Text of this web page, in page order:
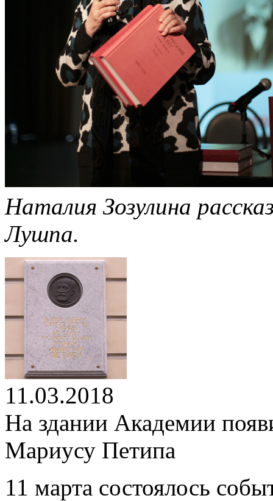
Наталия Зозулина
Лушпа.
11.03.2018
На здании Академии
Мариусу Петипа
11 марта состоялось